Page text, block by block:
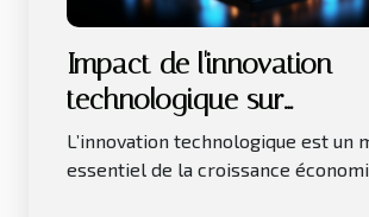
Impact de l'innovation
technologique sur
l'investissement
L’innovation technologique est un
essentiel de la croissance